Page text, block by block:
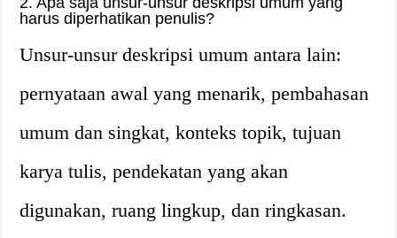
harus diperhatikan penulis?
Unsur-unsur deskripsi umum antara lain:
pernyataan awal yang menarik, pembahasan
umum dan singkat, konteks topik, tujuan
karya tulis, pendekatan yang akan
digunakan, ruang lingkup, dan ringkasan.